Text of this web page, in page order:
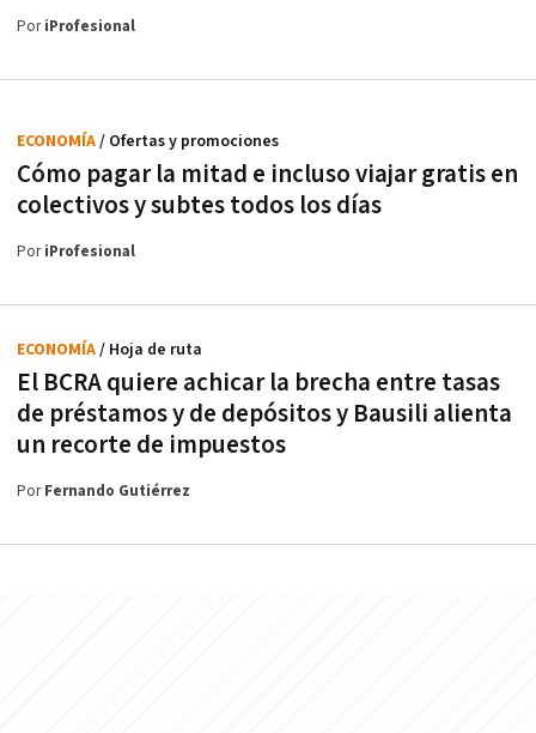
PoriProfesional
Cómo pagar la mitad e incluso viajar gratis en
colectivos y subtes todos los días
ECONOMÍA/ Ofertas y promociones
PoriProfesional
El BCRA quiere achicar la brecha entre tasas
de préstamos y de depósitos y Bausili alienta
un recorte de impuestos
ECONOMÍA/ Hoja de ruta
PorFernando Gutiérrez